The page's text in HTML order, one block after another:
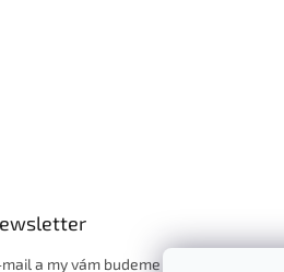
a my vám budeme